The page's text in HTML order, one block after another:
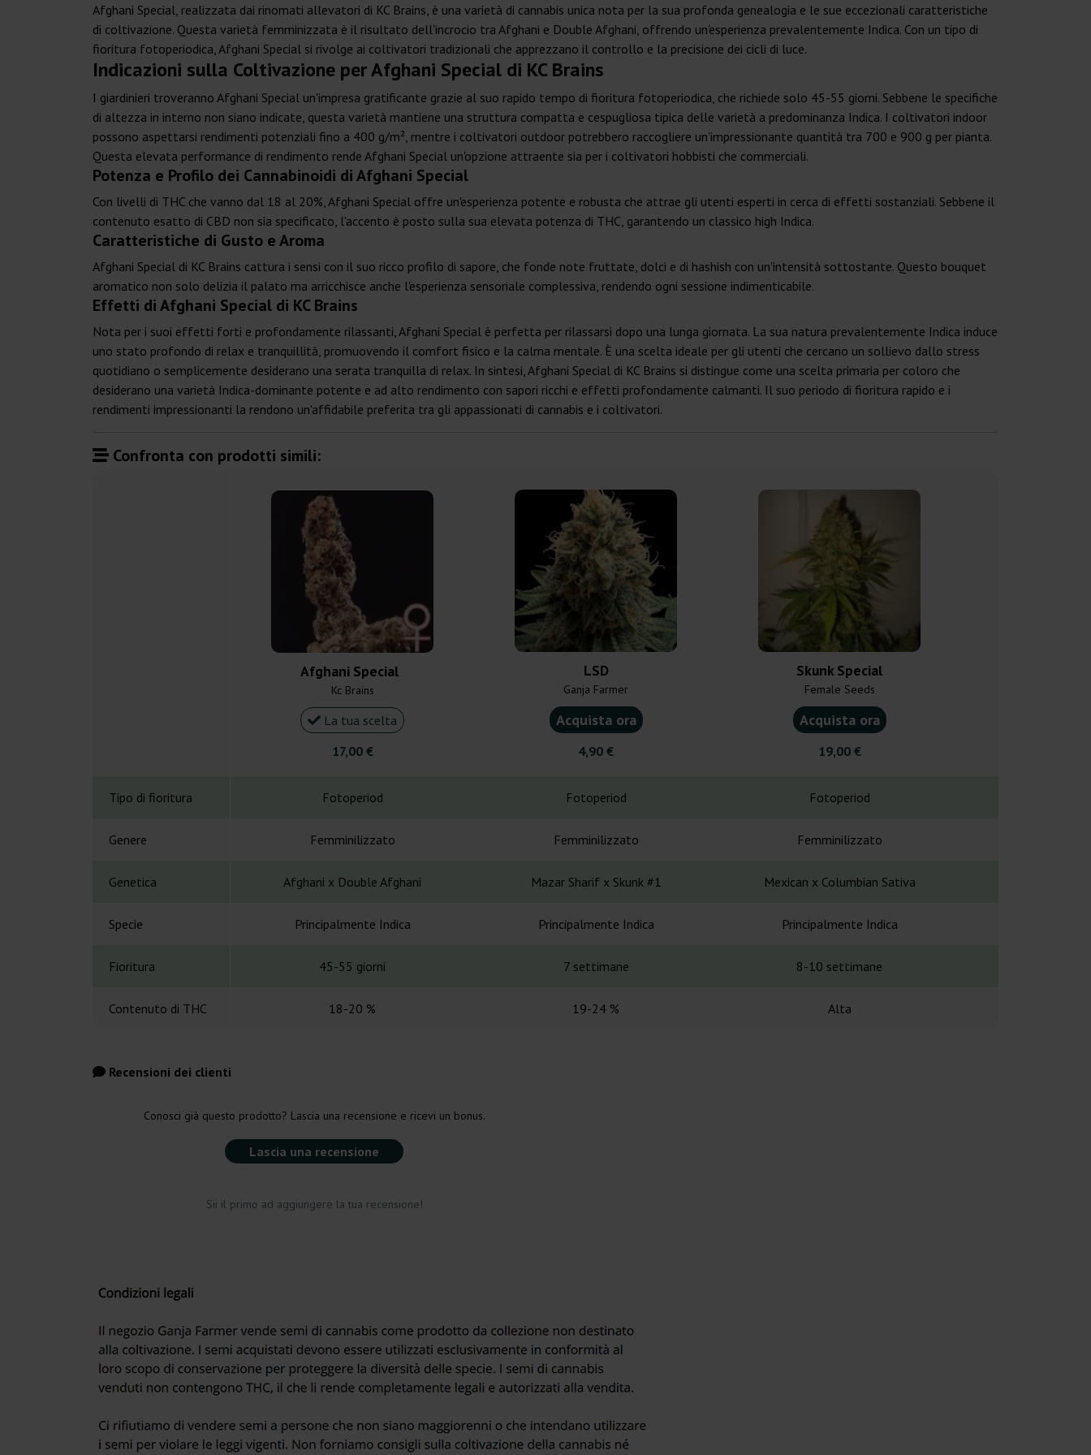
Afghani Special, realizzata dai rinomati allevatori di KC Brains, è una varietà di cannabis unica nota per la sua profonda genealogia e le sue eccezionali caratteristiche
di coltivazione. Questa varietà femminizzata è il risultato dell'incrocio tra Afghani e Double Afghani, offrendo un'esperienza prevalentemente Indica. Con un tipo di
fioritura fotoperiodica, Afghani Special si rivolge ai coltivatori tradizionali che apprezzano il controllo e la precisione dei cicli di luce.
Indicazioni sulla Coltivazione per Afghani Special di KC Brains
I giardinieri troveranno Afghani Special un'impresa gratificante grazie al suo rapido tempo di fioritura fotoperiodica, che richiede solo 45-55 giorni. Sebbene le specifiche
di altezza in interno non siano indicate, questa varietà mantiene una struttura compatta e cespugliosa tipica delle varietà a predominanza Indica. I coltivatori indoor
possono aspettarsi rendimenti potenziali fino a 400 g/m², mentre i coltivatori outdoor potrebbero raccogliere un'impressionante quantità tra 700 e 900 g per pianta.
Questa elevata performance di rendimento rende Afghani Special un'opzione attraente sia per i coltivatori hobbisti che commerciali.
Potenza e Profilo dei Cannabinoidi di Afghani Special
Con livelli di THC che vanno dal 18 al 20%, Afghani Special offre un'esperienza potente e robusta che attrae gli utenti esperti in cerca di effetti sostanziali. Sebbene il
contenuto esatto di CBD non sia specificato, l'accento è posto sulla sua elevata potenza di THC, garantendo un classico high Indica.
Caratteristiche di Gusto e Aroma
Afghani Special di KC Brains cattura i sensi con il suo ricco profilo di sapore, che fonde note fruttate, dolci e di hashish con un'intensità sottostante. Questo bouquet
aromatico non solo delizia il palato ma arricchisce anche l'esperienza sensoriale complessiva, rendendo ogni sessione indimenticabile.
Effetti di Afghani Special di KC Brains
Nota per i suoi effetti forti e profondamente rilassanti, Afghani Special è perfetta per rilassarsi dopo una lunga giornata. La sua natura prevalentemente Indica induce
uno stato profondo di relax e tranquillità, promuovendo il comfort fisico e la calma mentale. È una scelta ideale per gli utenti che cercano un sollievo dallo stress
quotidiano o semplicemente desiderano una serata tranquilla di relax. In sintesi, Afghani Special di KC Brains si distingue come una scelta primaria per coloro che
desiderano una varietà Indica-dominante potente e ad alto rendimento con sapori ricchi e effetti profondamente calmanti. Il suo periodo di fioritura rapido e i
rendimenti impressionanti la rendono un'affidabile preferita tra gli appassionati di cannabis e i coltivatori.
Confronta con prodotti simili:
Afghani Special
Kc Brains
La tua scelta
17,00 €
LSD
Ganja Farmer
Acquista ora
4,90 €
Skunk Special
Female Seeds
Acquista ora
19,00 €
Tipo di fioritura Fotoperiod Fotoperiod Fotoperiod
Genere Femminilizzato Femminilizzato Femminilizzato
Genetica Afghani x Double Afghani Mazar Sharif x Skunk #1 Mexican x Columbian Sativa
Specie Principalmente Indica Principalmente Indica Principalmente Indica
Fioritura 45-55 giorni 7 settimane 8-10 settimane
Contenuto di THC 18-20 % 19-24 % Alta
Recensioni dei clienti
Conosci già questo prodotto? Lascia una recensione e ricevi un bonus.
Lascia una recensione
Sii il primo ad aggiungere la tua recensione!